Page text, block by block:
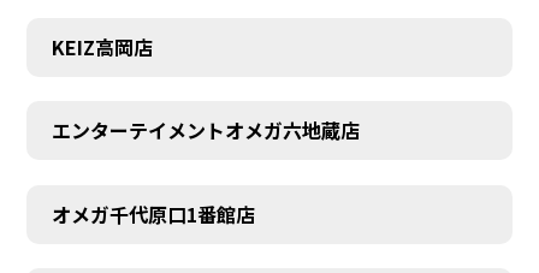
KEIZ高岡店
エンターテイメントオメガ六地蔵店
オメガ千代原口1番館店